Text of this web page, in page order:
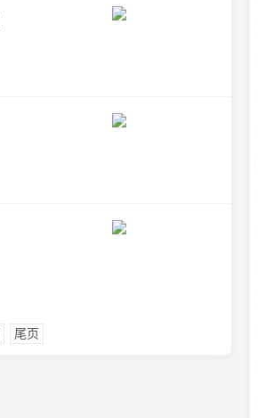
尾页